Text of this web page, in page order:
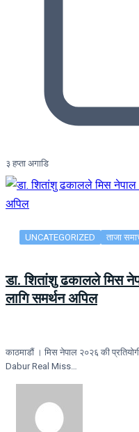
३ हप्ता अगाडि
UNCATEGORIZED ताजा
डा. शितांशु ढकालले मिस
लागि समर्थन अपिल
काठमाडौं । मिस नेपाल २०२६ की
Dabur Real Miss…